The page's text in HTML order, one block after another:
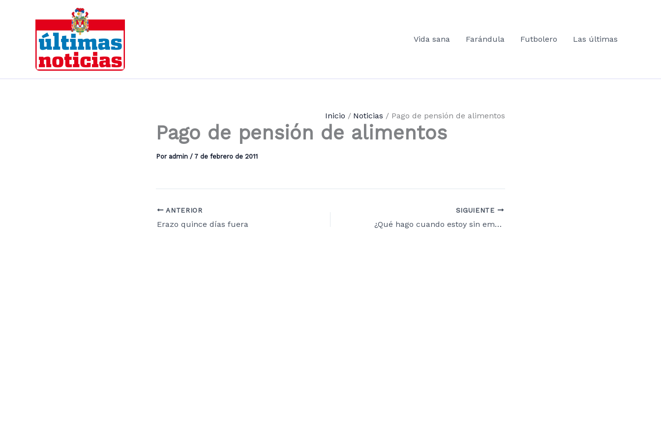
contenido
Vida sana
Farándula Futbolero Las últimas
Inicio Noticias Pago de pensión de alimentos
Pago de pensión de alimentos
Por admin / 7 de febrero de 2011
ANTERIOR
Erazo quince días fuera
SIGUIENTE
¿Qué hago cuando estoy sin empleo?